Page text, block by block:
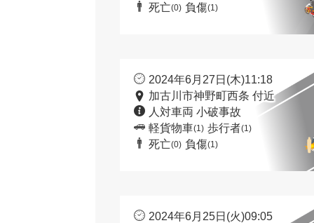
死亡(0) 負傷(1)
2024年6月27日(木)11:18
加古川市神野町西条 付近
人対車両 小破事故
軽貨物車(1) 歩行者(1)
死亡(0) 負傷(1)
2024年6月25日(火)09:05